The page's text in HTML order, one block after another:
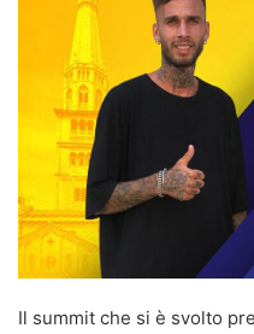
Il summit che si è svolto